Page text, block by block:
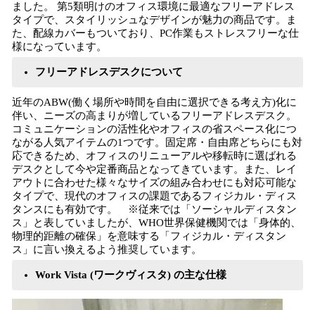
ました。 第5類明けのオフィス環境に最適なフリーアドレス
タイプで、スタイリッシュなデザインが魅力の商品です。ま
た、配線カバーもついており、PC作業もストレスフリーな仕
様になっています。
フリーアドレスデスクについて
近年のABW(働く場所や時間を自由に選択できる考え方)化に
伴い、ニーズの高まりが増しているフリーアドレスデスク。
コミュニケーションの活性化やオフィスの省スペース化につ
ながる人気アイテムの1つです。固定席・自由席どちらにも対
応できるため、オフィスのリニューアルや移転時に選ばれる
デスクとして今や定番商品となってきています。また、レイ
アウトに合わせた様々なサイズの組み合わせにも対応可能な
タイプで、現代のオフィスの課題であるフィジカル・ディス
タンスにも有効です。 ※従来では「ソーシャルディスタン
ス」と表していましたが、WHO世界保健機関では「身体的、
物理的距離の確保」を意味する「フィジカル・ディスタン
ス」に言い換えるよう推奨しています。
Work Vista (ワークヴィスタ) の主な仕様